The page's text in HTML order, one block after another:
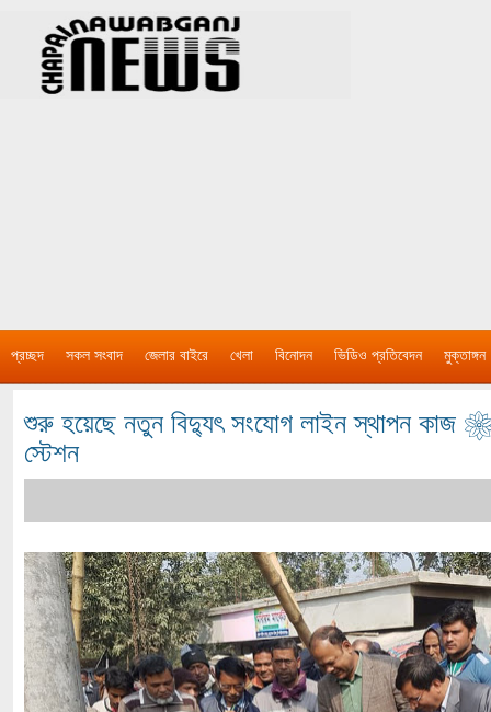
প্রচ্ছদ সকল সংবাদ জেলার বাইরে খেলা বিনোদন ভিডিও প্রতিবেদন মুক্তাঙ্গন
শুরু হয়েছে নতুন বিদ্যুৎ সংযোগ লাইন স্থাপন কাজ
স্টেশন